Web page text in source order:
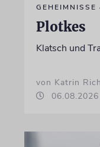
GEHEIMNISSE
Plotkes
Klatsch und
von Katrin
06.08.2026